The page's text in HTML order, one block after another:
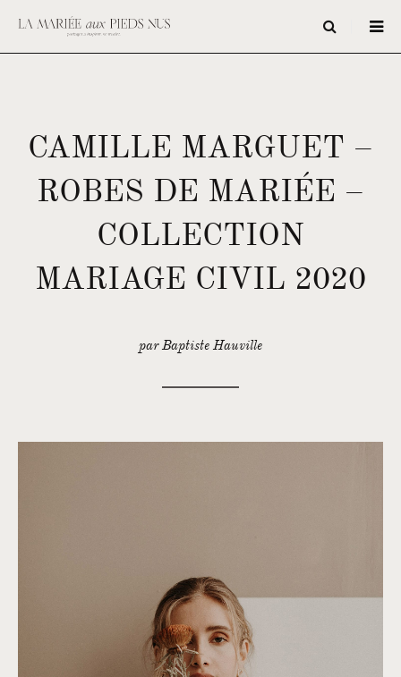
CAMILLE MARGUET –
ROBES DE MARIÉE –
COLLECTION
MARIAGE CIVIL 2020
par Baptiste Hauville